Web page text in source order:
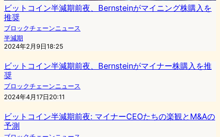
ビットコイン半減期前夜、Bernsteinがマイニング株購入を
推奨
ブロックチェーンニュース
半減期
2024年2月9日18:25
ビットコイン半減期前夜、Bernsteinがマイナー株購入を推
奨
ブロックチェーンニュース
2024年4月17日20:11
ビットコイン半減期前夜: マイナーCEOたちの楽観とM&Aの
予測